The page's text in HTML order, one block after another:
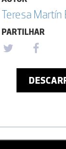
Teresa Martín
PARTILHAR